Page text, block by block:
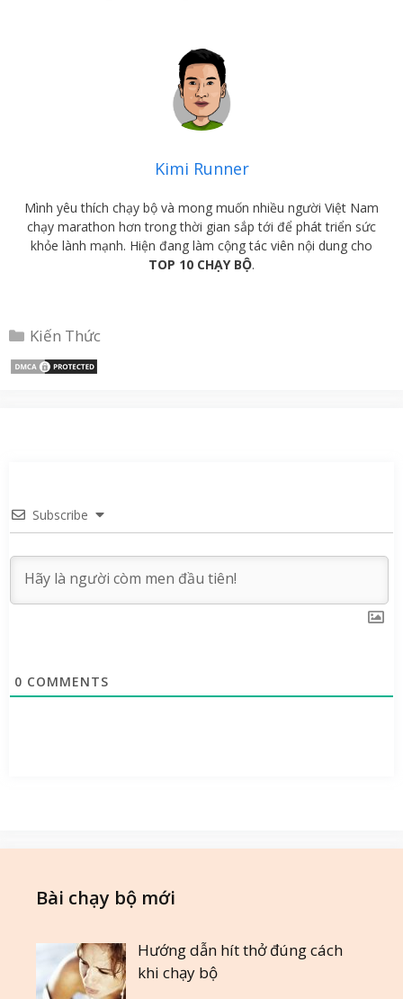
Kimi Runner
Mình yêu thích chạy bộ và mong muốn nhiều người Việt Nam
chạy marathon hơn trong thời gian sắp tới để phát triển sức
khỏe lành mạnh. Hiện đang làm cộng tác viên nội dung cho
TOP 10 CHẠY BỘ.
Danh
mục
Kiến Thức
Subscribe
0 COMMENTS
Bài chạy bộ mới
Hướng dẫn hít thở đúng cách
khi chạy bộ